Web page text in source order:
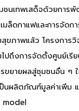
มชนเทพเสด็จด้วยกา
มล็ดกาแฟและการจัด
ขภาพแล้ว โครงการ
ปถึงการจัดตั้งศูนย์เรี
รขยายผลสู่ชุมชนอื่น ๆ
ป็นผลิตภัณฑ์มูลค่าเพิ่ม
model